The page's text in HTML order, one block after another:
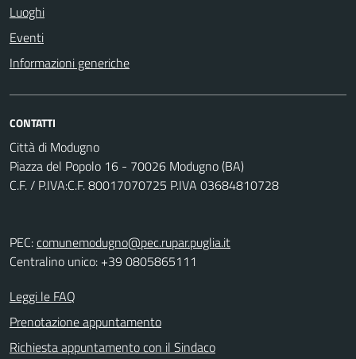
Luoghi
Eventi
Informazioni generiche
CONTATTI
Città di Modugno
Piazza del Popolo 16 - 70026 Modugno (BA)
C.F. / P.IVA:C.F. 80017070725 P.IVA 03684810728
PEC:comunemodugno@pec.rupar.puglia.it
Centralino unico: +39 0805865111
Leggi le FAQ
Prenotazione appuntamento
Richiesta appuntamento con il Sindaco